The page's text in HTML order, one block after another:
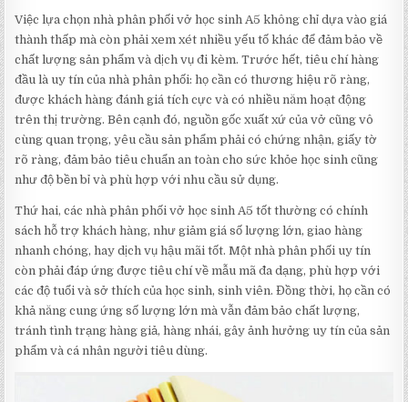
Việc lựa chọn nhà phân phối vở học sinh A5 không chỉ dựa vào giá
thành thấp mà còn phải xem xét nhiều yếu tố khác để đảm bảo về
chất lượng sản phẩm và dịch vụ đi kèm. Trước hết, tiêu chí hàng
đầu là uy tín của nhà phân phối: họ cần có thương hiệu rõ ràng,
được khách hàng đánh giá tích cực và có nhiều năm hoạt động
trên thị trường. Bên cạnh đó, nguồn gốc xuất xứ của vở cũng vô
cùng quan trọng, yêu cầu sản phẩm phải có chứng nhận, giấy tờ
rõ ràng, đảm bảo tiêu chuẩn an toàn cho sức khỏe học sinh cũng
như độ bền bỉ và phù hợp với nhu cầu sử dụng.
Thứ hai, các nhà phân phối vở học sinh A5 tốt thường có chính
sách hỗ trợ khách hàng, như giảm giá số lượng lớn, giao hàng
nhanh chóng, hay dịch vụ hậu mãi tốt. Một nhà phân phối uy tín
còn phải đáp ứng được tiêu chí về mẫu mã đa dạng, phù hợp với
các độ tuổi và sở thích của học sinh, sinh viên. Đồng thời, họ cần có
khả năng cung ứng số lượng lớn mà vẫn đảm bảo chất lượng,
tránh tình trạng hàng giả, hàng nhái, gây ảnh hưởng uy tín của sản
phẩm và cá nhân người tiêu dùng.